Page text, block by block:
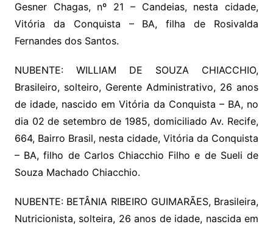
Gesner Chagas, nº 21 – Candeias, nesta cidade,
Vitória da Conquista – BA, filha de Rosivalda
Fernandes dos Santos.
NUBENTE: WILLIAM DE SOUZA CHIACCHIO,
Brasileiro, solteiro, Gerente Administrativo, 26 anos
de idade, nascido em Vitória da Conquista – BA, no
dia 02 de setembro de 1985, domiciliado Av. Recife,
664, Bairro Brasil, nesta cidade, Vitória da Conquista
– BA, filho de Carlos Chiacchio Filho e de Sueli de
Souza Machado Chiacchio.
NUBENTE: BETÂNIA RIBEIRO GUIMARÃES, Brasileira,
Nutricionista, solteira, 26 anos de idade, nascida em